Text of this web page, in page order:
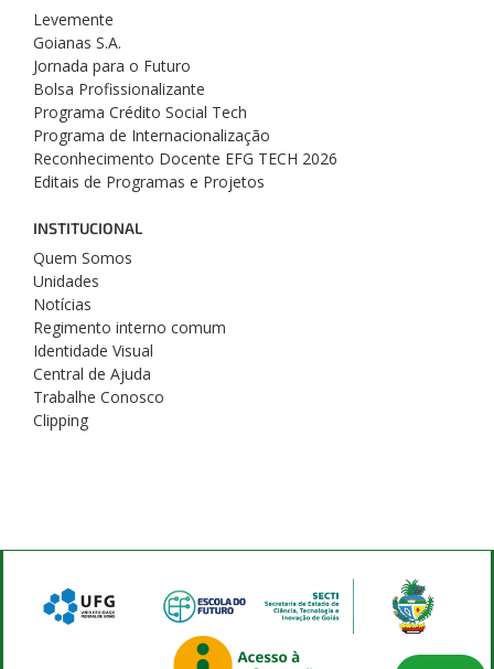
Levemente
Goianas S.A.
Jornada para o Futuro
Bolsa Profissionalizante
Programa Crédito Social Tech
Programa de Internacionalização
Reconhecimento Docente EFG TECH 2026
Editais de Programas e Projetos
INSTITUCIONAL
Quem Somos
Unidades
Notícias
Regimento interno comum
Identidade Visual
Central de Ajuda
Trabalhe Conosco
Clipping